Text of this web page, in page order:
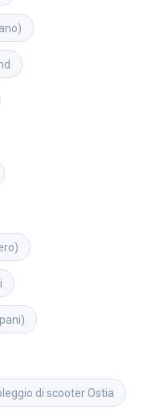
di scooterOstia